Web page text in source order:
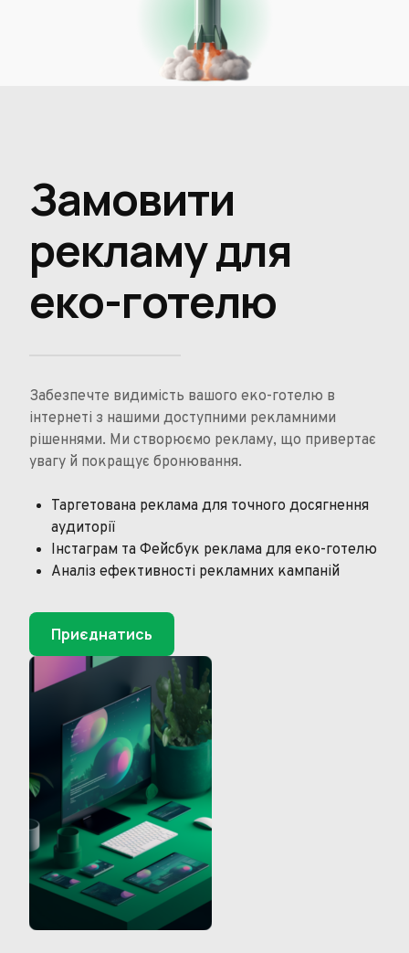
Замовити
рекламу для
еко-готелю
Забезпечте видимість вашого еко-готелю в
інтернеті з нашими доступними рекламними
рішеннями. Ми створюємо рекламу, що привертає
увагу й покращує бронювання.
Таргетована реклама для точного досягнення
аудиторії
Інстаграм та Фейсбук реклама для еко-готелю
Аналіз ефективності рекламних кампаній
Приєднатись